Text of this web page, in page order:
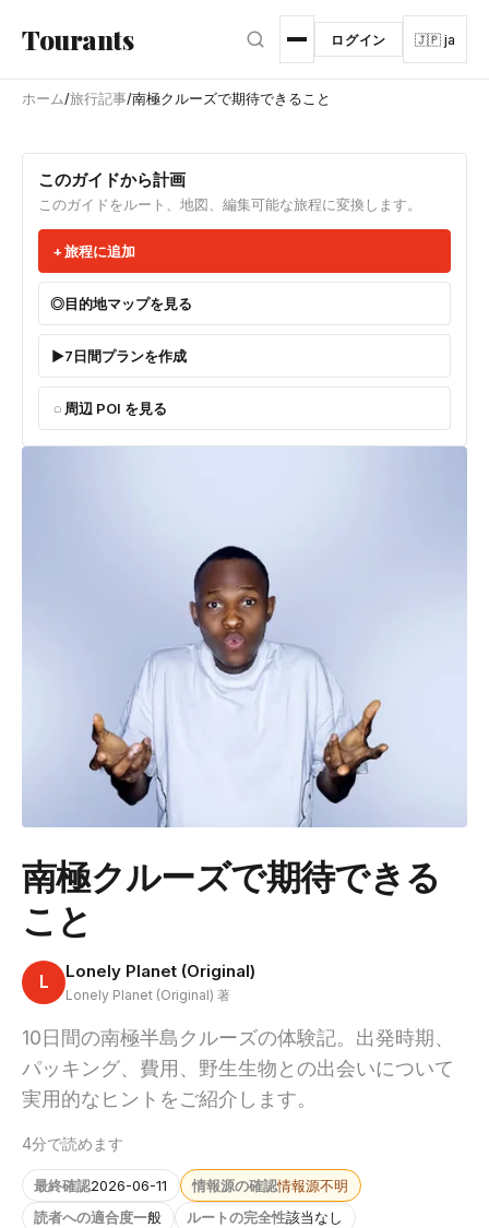
Tourants ログイン 🇯🇵 ja
ホーム/旅行記事/南極クルーズで期待できること
このガイドから計画
このガイドをルート、地図、編集可能な旅程に変換します。
旅程に追加
目的地マップを見る
7日間プランを作成
周辺 POI を見る
南極クルーズで期待できる
こと
L Lonely Planet (Original)
Lonely Planet (Original) 著
10日間の南極半島クルーズの体験記。出発時期、
パッキング、費用、野生生物との出会いについて
実用的なヒントをご紹介します。
4分で読めます
最終確認2026-06-11 情報源の確認情報源不明
読者への適合度一般 ルートの完全性該当なし